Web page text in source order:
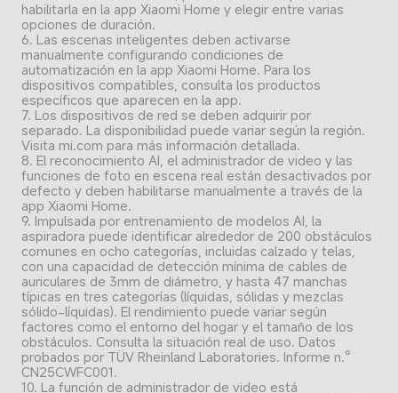
habilitarla en la app Xiaomi Home y elegir entre varias
opciones de duración.
6. Las escenas inteligentes deben activarse
manualmente configurando condiciones de
automatización en la app Xiaomi Home. Para los
dispositivos compatibles, consulta los productos
específicos que aparecen en la app.
7. Los dispositivos de red se deben adquirir por
separado. La disponibilidad puede variar según la región.
Visita mi.com para más información detallada.
8. El reconocimiento AI, el administrador de video y las
funciones de foto en escena real están desactivados por
defecto y deben habilitarse manualmente a través de la
app Xiaomi Home.
9. Impulsada por entrenamiento de modelos AI, la
aspiradora puede identificar alrededor de 200 obstáculos
comunes en ocho categorías, incluidas calzado y telas,
con una capacidad de detección mínima de cables de
auriculares de 3mm de diámetro, y hasta 47 manchas
típicas en tres categorías (líquidas, sólidas y mezclas
sólido-líquidas). El rendimiento puede variar según
factores como el entorno del hogar y el tamaño de los
obstáculos. Consulta la situación real de uso. Datos
probados por TÜV Rheinland Laboratories. Informe n.º
CN25CWFC001.
10. La función de administrador de video está